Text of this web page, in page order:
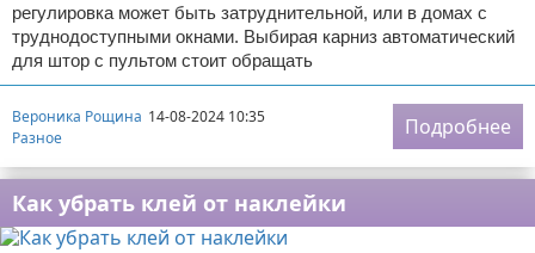
регулировка может быть затруднительной, или в домах с
труднодоступными окнами. Выбирая карниз автоматический
для штор с пультом стоит обращать
Вероника Рощина 14-08-2024 10:35
Разное
Подробнее
Как убрать клей от наклейки